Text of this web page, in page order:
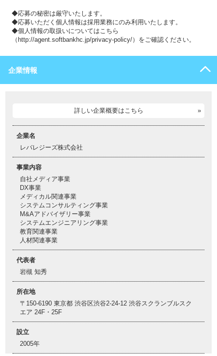
◆応募の秘密は厳守いたします。
◆応募いただく個人情報は採用業務にのみ利用いたします。
◆個人情報の取扱いについてはこちら
（http://agent.softbankhc.jp/privacy-policy/）をご確認ください。
企業情報
詳しい企業概要はこちら
企業名
レバレジーズ株式会社
事業内容
自社メディア事業
DX事業
メディカル関連事業
システムコンサルティング事業
M&Aアドバイザリー事業
システムエンジニアリング事業
教育関連事業
人材関連事業
代表者
岩槻 知秀
所在地
〒150-6190 東京都 渋谷区渋谷2-24-12 渋谷スクランブルスク
エア 24F・25F
設立
2005年